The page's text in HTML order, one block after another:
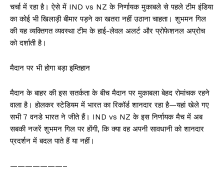
चर्चा में रहा है। ऐसे में IND vs NZ के निर्णायक मुकाबले से पहले टीम इंडिया
का कोई भी खिलाड़ी बीमार पड़ने का खतरा नहीं उठाना चाहता। शुभमन गिल
की यह व्यक्तिगत व्यवस्था टीम के हाई-लेवल अलर्ट और प्रोफेशनल अप्रोच
को दर्शाती है।
मैदान पर भी होगा बड़ा इम्तिहान
मैदान के बाहर की इस सतर्कता के बीच मैदान पर मुकाबला बेहद रोमांचक रहने
वाला है। होलकर स्टेडियम में भारत का रिकॉर्ड शानदार रहा है—यहां खेले गए
सभी 7 वनडे भारत ने जीते हैं। IND vs NZ के इस निर्णायक मैच में अब
सबकी नजरें शुभमन गिल पर होंगी, कि क्या वह अपनी सावधानी को शानदार
प्रदर्शन में बदल पाते हैं या नहीं।
———————–